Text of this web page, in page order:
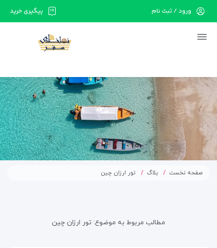
در حال حاضر ارتباط با سرور قطع می باشد لطفا
پیگیری خرید ورود / ثبت نام
صفحه نخست بلاگ تور ارزان چین
مطالب مربوط به موضوع: تور ارزان چین